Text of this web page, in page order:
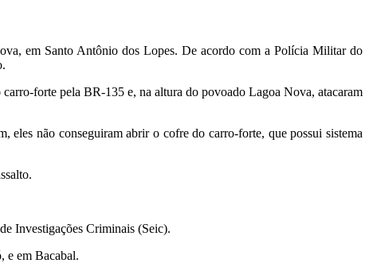
em Santo Antônio dos Lopes. De acordo com a Polícia Militar do
forte pela BR-135 e, na altura do povoado Lagoa Nova, atacaram
eles não conseguiram abrir o cofre do carro-forte, que possui sistema
Investigações Criminais (Seic).
e em Bacabal.